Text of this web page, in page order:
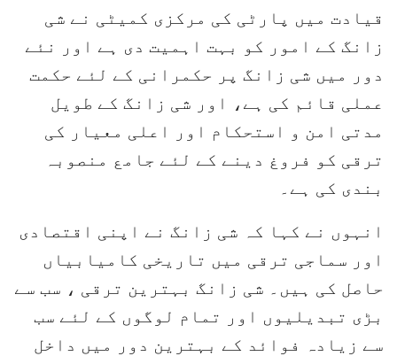
قیادت میں پارٹی کی مرکزی کمیٹی نے شی
زانگ کے امور کو بہت اہمیت دی ہے اور نئے
دور میں شی زانگ پر حکمرانی کے لئے حکمت
عملی قائم کی ہے، اور شی زانگ کے طویل
مدتی امن و استحکام اور اعلی معیار کی
ترقی کو فروغ دینے کے لئے جامع منصوبہ
بندی کی ہے۔
انہوں نے کہا کہ شی زانگ نے اپنی اقتصادی
اور سماجی ترقی میں تاریخی کامیابیاں
حاصل کی ہیں۔ شی زانگ بہترین ترقی ، سب سے
بڑی تبدیلیوں اور تمام لوگوں کے لئے سب
سے زیادہ فوائد کے بہترین دور میں داخل